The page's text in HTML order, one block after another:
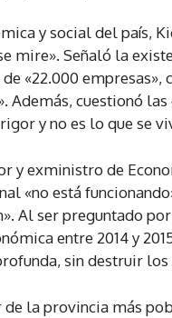
y social del país,
mire». Señaló la
«22.000 empresas»,
Además, cuestionó
y no es lo que se
y exministro de
«no está
Al ser preguntado
entre 2014 y
sin destruir
de la provincia más